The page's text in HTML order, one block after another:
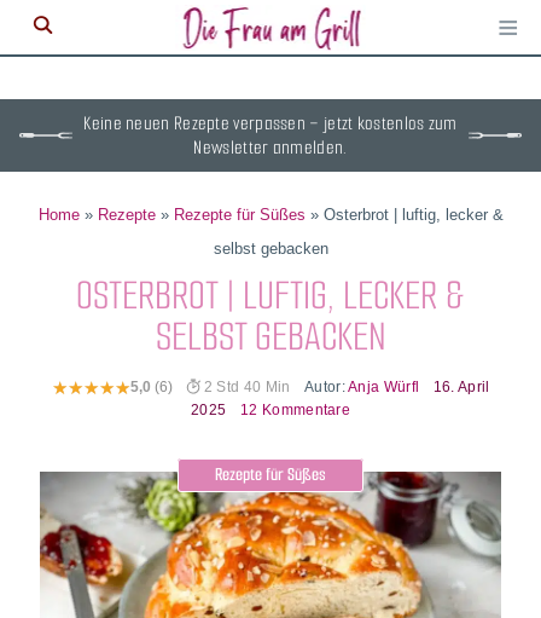
≡
Keine neuen Rezepte verpassen – jetzt kostenlos zum
Newsletter anmelden.
Home» Rezepte» Rezepte für Süßes » Osterbrot | luftig, lecker &
selbst gebacken
OSTERBROT | LUFTIG, LECKER &
SELBST GEBACKEN
5,0 (6) 2 Std 40 Min Autor:Anja Würfl
16. April
2025
12 Kommentare
Rezepte für Süßes